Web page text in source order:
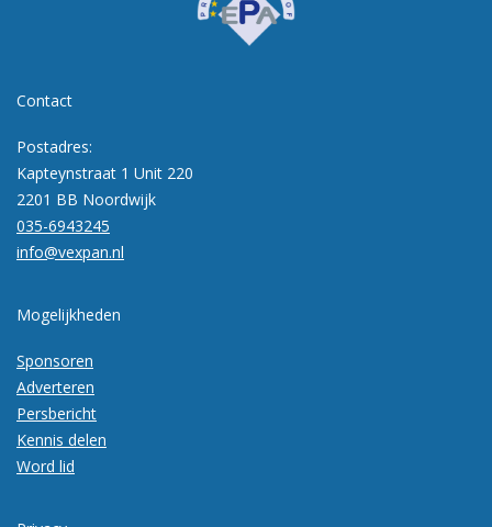
Contact
Postadres:
Kapteynstraat 1 Unit 220
2201 BB Noordwijk
035-6943245
info@vexpan.nl
Mogelijkheden
Sponsoren
Adverteren
Persbericht
Kennis delen
Word lid